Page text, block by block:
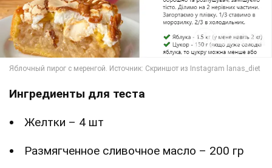
Ингредиенты для теста
Желтки – 4 шт
Размягченное сливочное масло – 200 гр